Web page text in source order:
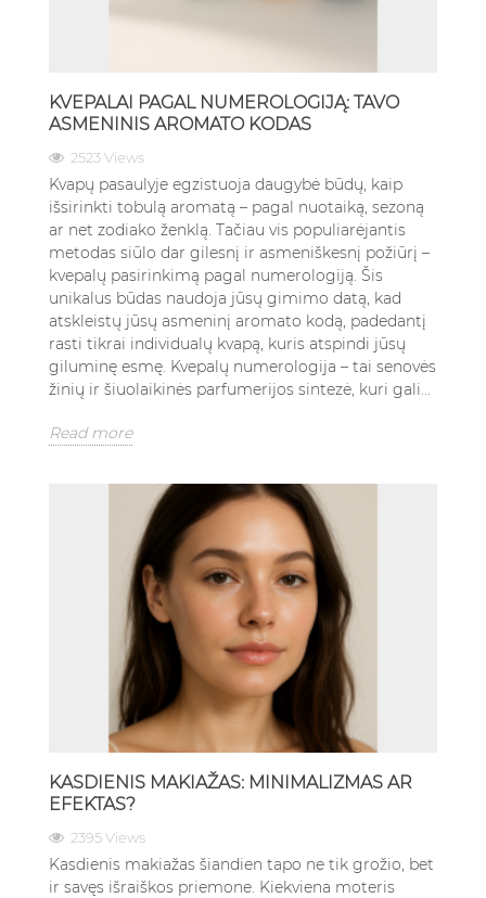
KVEPALAI PAGAL NUMEROLOGIJĄ: TAVO
ASMENINIS AROMATO KODAS
2523 Views
Kvapų pasaulyje egzistuoja daugybė būdų, kaip
išsirinkti tobulą aromatą – pagal nuotaiką, sezoną
ar net zodiako ženklą. Tačiau vis populiarėjantis
metodas siūlo dar gilesnį ir asmeniškesnį požiūrį –
kvepalų pasirinkimą pagal numerologiją. Šis
unikalus būdas naudoja jūsų gimimo datą, kad
atskleistų jūsų asmeninį aromato kodą, padedantį
rasti tikrai individualų kvapą, kuris atspindi jūsų
giluminę esmę. Kvepalų numerologija – tai senovės
žinių ir šiuolaikinės parfumerijos sintezė, kuri gali...
Read more
KASDIENIS MAKIAŽAS: MINIMALIZMAS AR
EFEKTAS?
2395 Views
Kasdienis makiažas šiandien tapo ne tik grožio, bet
ir savęs išraiškos priemone. Kiekviena moteris